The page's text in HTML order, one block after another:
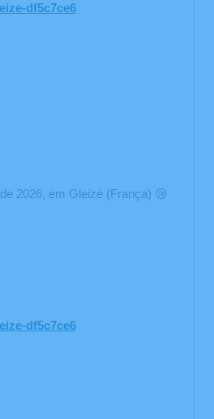
df5c7ce6
2026, em Gleizé (França) 😢
df5c7ce6